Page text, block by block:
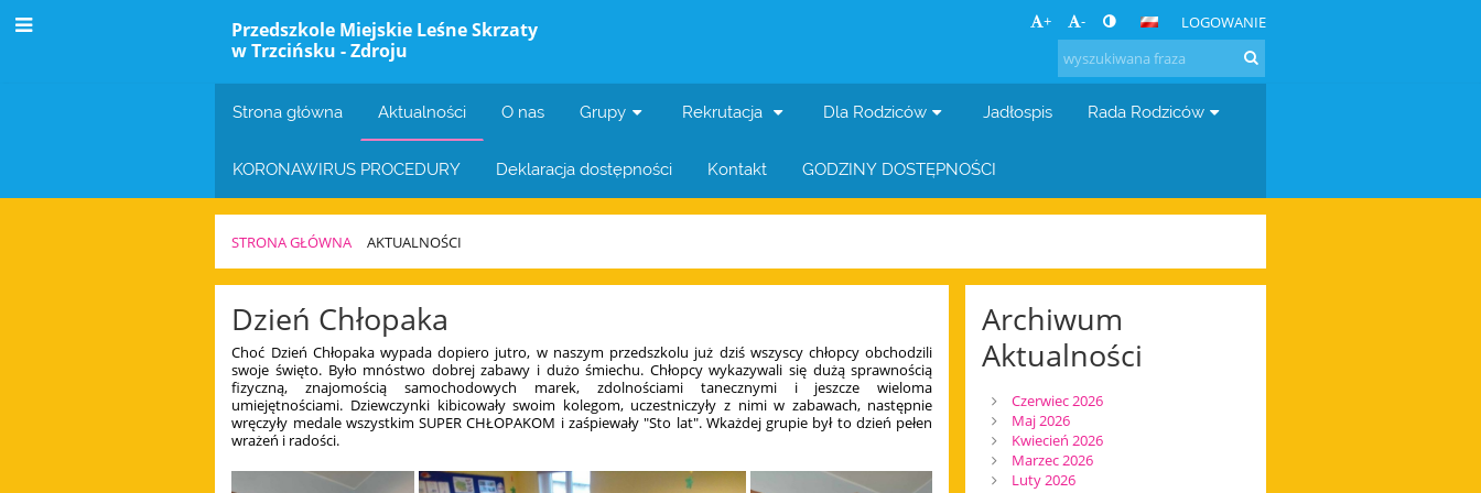
Przedszkole Miejskie Leśne Skrzaty
w Trzcińsku - Zdroju
+ - LOGOWANIE
Strona główna Aktualności O nas Grupy Rekrutacja Dla Rodziców Jadłospis Rada Rodziców
KORONAWIRUS PROCEDURY Deklaracja dostępności Kontakt GODZINY DOSTĘPNOŚCI
STRONA GŁÓWNA AKTUALNOŚCI
Aktualności
Dzień Chłopaka
Choć Dzień Chłopaka wypada dopiero jutro, w naszym przedszkolu już dziś wszyscy chłopcy obchodzili
swoje święto. Było mnóstwo dobrej zabawy i dużo śmiechu. Chłopcy wykazywali się dużą sprawnością
fizyczną, znajomością samochodowych marek, zdolnościami tanecznymi i jeszcze wieloma
umiejętnościami. Dziewczynki kibicowały swoim kolegom, uczestniczyły z nimi w zabawach, następnie
wręczyły medale wszystkim SUPER CHŁOPAKOM i zaśpiewały "Sto lat". Wkażdej grupie był to dzień pełen
wrażeń i radości.
Archiwum
Aktualności
Czerwiec 2026
Maj 2026
Kwiecień 2026
Marzec 2026
Luty 2026